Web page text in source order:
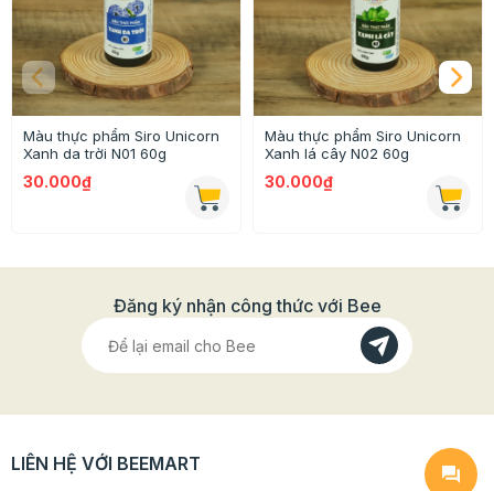
8mm x 197mm vừa an toàn sức khỏe, vừa góp phần
bảo vệ môi trường. Ghé quaBeemart để sở hữu sản
phẩm này và khám phá những sản phẩm thú vị khác
nữa.
Màu thực phẩm Siro Unicorn
Xanh da trời N01 60g
30.000₫
Màu thực phẩm Siro Unicorn
Xanh lá cây N02 60g
30.000₫
Đăng ký nhận công thức với Bee
LIÊN HỆ VỚI BEEMART